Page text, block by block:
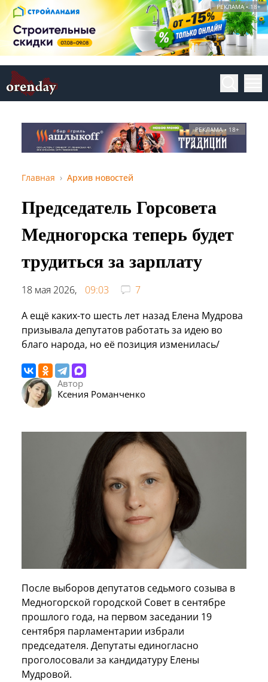
РЕКЛАМА • 18+
РЕКЛАМА • 18+
Главная Архив новостей
Председатель Горсовета
Медногорска теперь будет
трудиться за зарплату
18 мая 2026, 09:03
7
А ещё каких-то шесть лет назад Елена Мудрова
призывала депутатов работать за идею во
благо народа, но её позиция изменилась/
Автор
Ксения Романченко
После выборов депутатов седьмого созыва в
Медногорской городской Совет в сентябре
прошлого года, на первом заседании 19
сентября парламентарии избрали
председателя. Депутаты единогласно
проголосовали за кандидатуру Елены
Мудровой.